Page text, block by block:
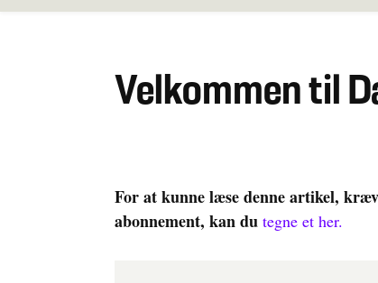
Velkommen til
For at kunne læse denne artikel,
abonnement, kan du tegne et her.